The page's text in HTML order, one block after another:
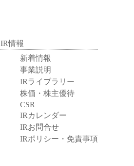
IR情報
新着情報
事業説明
IRライブラリー
株価・株主優待
CSR
IRカレンダー
IRお問合せ
IRポリシー・免責事項